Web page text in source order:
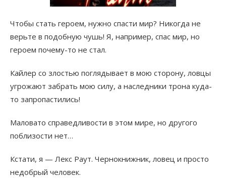
Чтобы стать героем, нужно спасти мир? Никогда не
верьте в подобную чушь! Я, например, спас мир, но
героем почему-то не стал.
Кайлер со злостью поглядывает в мою сторону, ловцы
угрожают забрать мою силу, а наследники трона куда-
то запропастились!
Маловато справедливости в этом мире, но другого
поблизости нет…
Кстати, я — Лекс Раут. Чернокнижник, ловец и просто
недобрый человек.